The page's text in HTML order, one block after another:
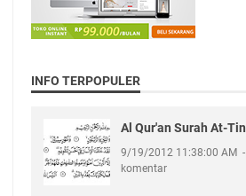
INFO TERPOPULER
Al Qur'an Surah At-Tin
9/19/2012 11:38:00 AM
komentar